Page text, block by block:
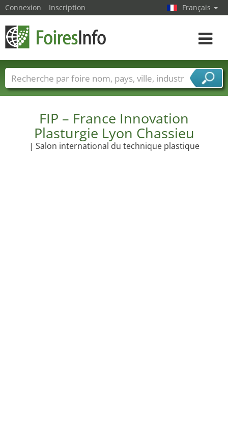
FIP – France Innovation
Plasturgie Lyon Chassieu
| Salon international du technique plastique
Connexion Inscription Français
Toggle
Foire noms Pays Villes
Secteurs de foire